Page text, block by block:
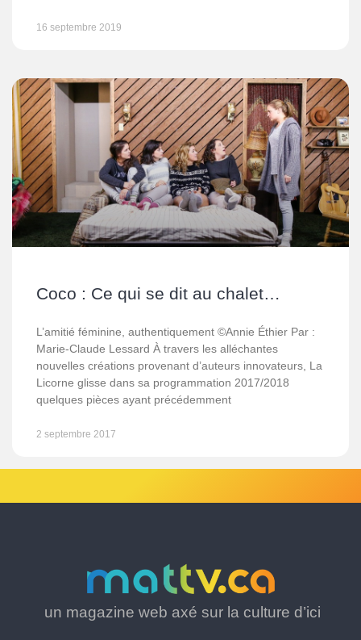
16 septembre 2019
Coco : Ce qui se dit au chalet…
L’amitié féminine, authentiquement ©Annie Éthier Par :
Marie-Claude Lessard À travers les alléchantes
nouvelles créations provenant d’auteurs innovateurs, La
Licorne glisse dans sa programmation 2017/2018
quelques pièces ayant précédemment
2 septembre 2017
un magazine web axé sur la culture d’ici